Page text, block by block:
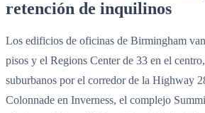
retención de inquilinos
Los edificios de oficinas de Birmingham
pisos y el Regions Center de 33 en el
suburbanos por el corredor de la Highway
Colonnade en Inverness, el complejo